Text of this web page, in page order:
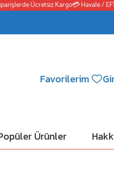
Ücretsiz Kargo💳 Havale / EFT
Favorilerim
Ürünler